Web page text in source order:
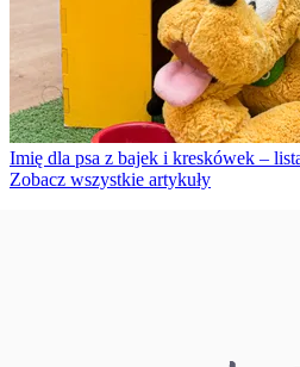
Imię dla psa z bajek i kreskówek –
Zobacz wszystkie artykuły